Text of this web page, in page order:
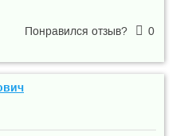
Понравился отзыв?
0